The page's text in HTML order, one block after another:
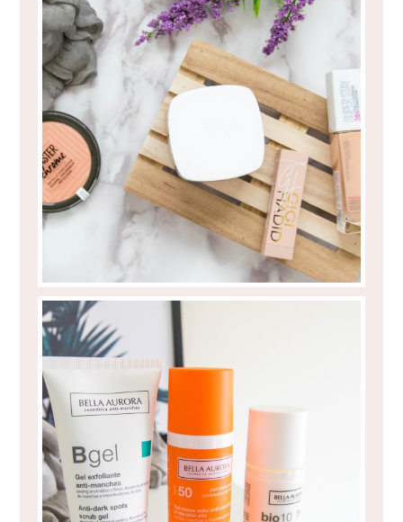
O QUE ANDO A EXPERIMENTAR
BELLA AURORA - O PRIMEIRO MÊS